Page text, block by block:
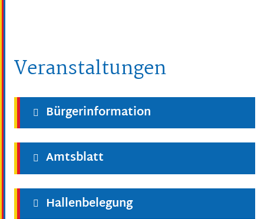
Veranstaltungen
Bürgerinformation
Amtsblatt
Hallenbelegung